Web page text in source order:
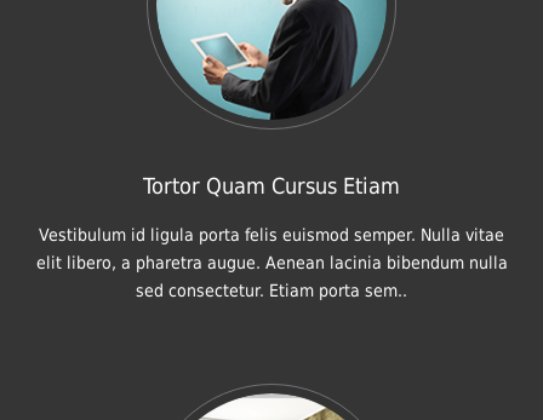
Tortor Quam Cursus Etiam
Vestibulum id ligula porta felis euismod semper. Nulla vitae
elit libero, a pharetra augue. Aenean lacinia bibendum nulla
sed consectetur. Etiam porta sem..